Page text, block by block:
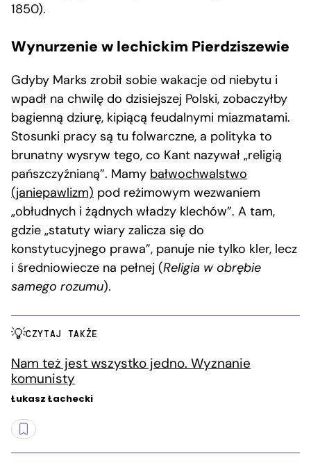
1850).
Wynurzenie w lechickim Pierdziszewie
Gdyby Marks zrobił sobie wakacje od niebytu i
wpadł na chwilę do dzisiejszej Polski, zobaczyłby
bagienną dziurę, kipiącą feudalnymi miazmatami.
Stosunki pracy są tu folwarczne, a polityka to
brunatny wysryw tego, co Kant nazywał „religią
pańszczyźnianą”. Mamy bałwochwalstwo
(janiepawlizm) pod reżimowym wezwaniem
„obłudnych i żądnych władzy klechów”. A tam,
gdzie „statuty wiary zalicza się do
konstytucyjnego prawa”, panuje nie tylko kler, lecz
i średniowiecze na pełnej (Religia w obrębie
samego rozumu).
CZYTAJ TAKŻE
Nam też jest wszystko jedno. Wyznanie
komunisty
Łukasz Łachecki